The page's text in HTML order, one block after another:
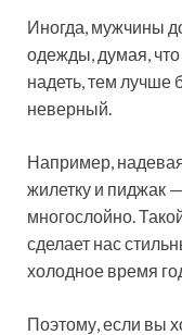
Иногда, мужчины
одежды, думая,
надеть, тем лучше
неверный.
Например,
жилетку и пиджак
многослойно.
сделает нас
холодное время
Поэтому, если вы